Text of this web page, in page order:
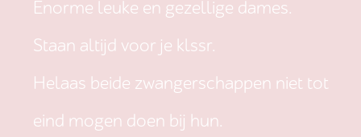
Enorme leuke en gezellige dames.
Staan altijd voor je klssr.
Helaas beide zwangerschappen niet tot
eind mogen doen bij hun.